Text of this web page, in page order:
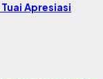
Apresiasi